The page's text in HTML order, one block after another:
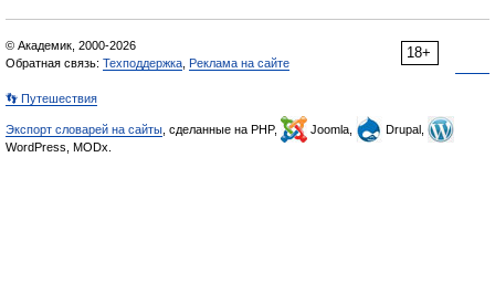
18+
© Академик, 2000-2026
Обратная связь: Техподдержка Реклама на сайте
👣 Путешествия
Экспорт словарей на сайты , сделанные на PHP, Joomla,
Drupal,
WordPress, MODx.